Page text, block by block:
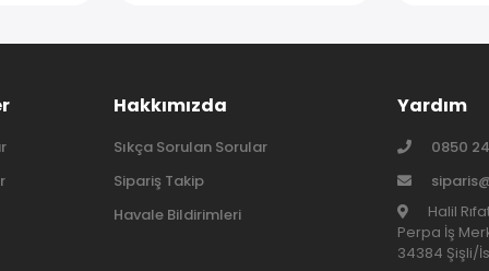
Hakkımızda
Sıkça Sorulan Sorular
Sipariş Takip
Havale Bildirimleri
Yardım
0850
Halil
Perpa İş
34384 Şişli/